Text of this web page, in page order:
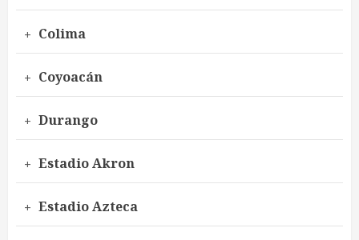
Colima
Coyoacán
Durango
Estadio Akron
Estadio Azteca